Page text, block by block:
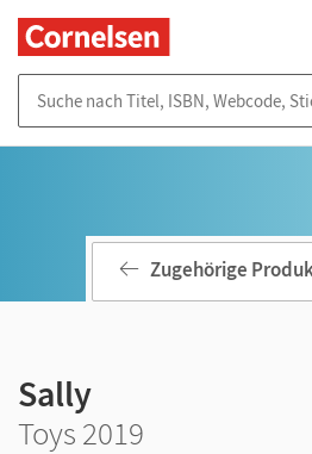
Zugehörige
Sally
Toys 2019